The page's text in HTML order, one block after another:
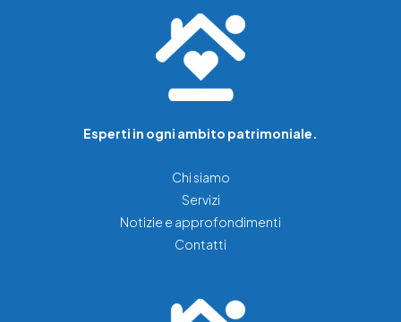
Esperti in ogni ambito patrimoniale.
Chi siamo
Servizi
Notizie e approfondimenti
Contatti